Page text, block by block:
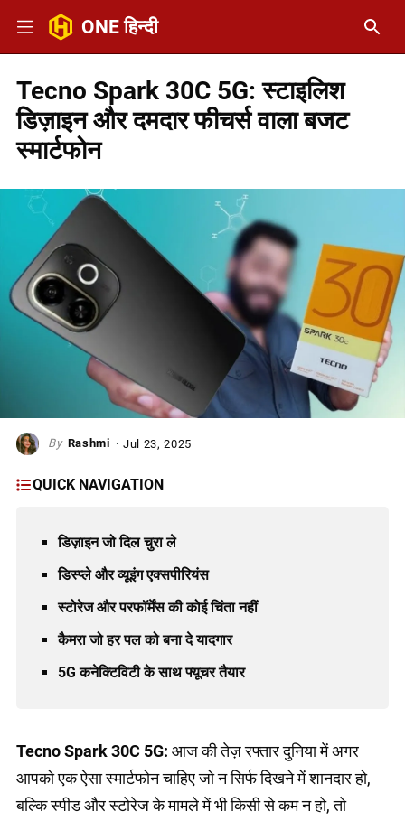
ONE हिन्दी
Tecno Spark 30C 5G: स्टाइलिश
डिज़ाइन और दमदार फीचर्स वाला बजट
स्मार्टफोन
Rashmi Jul 23, 2025
QUICK NAVIGATION
डिज़ाइन जो दिल चुरा ले
डिस्प्ले और व्यूइंग एक्सपीरियंस
स्टोरेज और परफॉर्मेंस की कोई चिंता नहीं
कैमरा जो हर पल को बना दे यादगार
5G कनेक्टिविटी के साथ फ्यूचर तैयार
Tecno Spark 30C 5G: आज की तेज़ रफ्तार दुनिया में अगर
आपको एक ऐसा स्मार्टफोन चाहिए जो न सिर्फ दिखने में शानदार हो,
बल्कि स्पीड और स्टोरेज के मामले में भी किसी से कम न हो, तो